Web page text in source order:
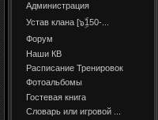
Администрация
Устав клана [๖ۣۜ150-...
Форум
Наши КВ
Расписание Тренировок
Фотоальбомы
Гостевая книга
Словарь или игровой ...